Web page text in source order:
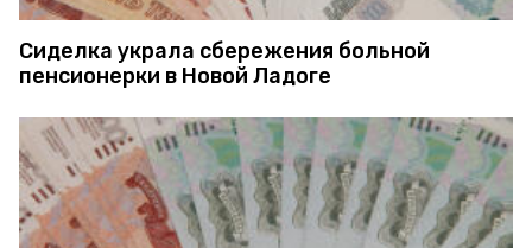
Сиделка украла сбережения больной
пенсионерки в Новой Ладоге